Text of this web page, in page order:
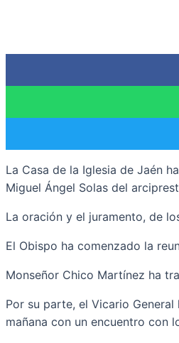
La Casa de la Iglesia de Jaén
Miguel Ángel Solas del
La oración y el juramento, de
El Obispo ha comenzado la
Monseñor Chico Martínez ha
Por su parte, el Vicario
mañana con un encuentro con